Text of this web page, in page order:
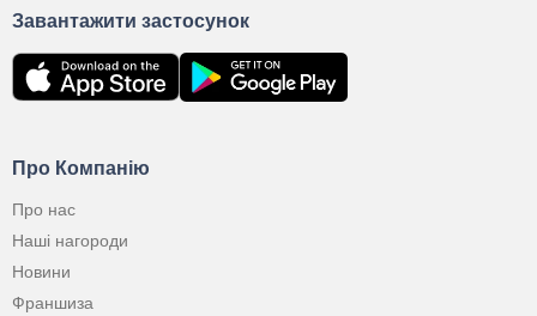
Про Компанію
Про нас
Наші нагороди
Новини
Франшиза
Завантажити застосунок